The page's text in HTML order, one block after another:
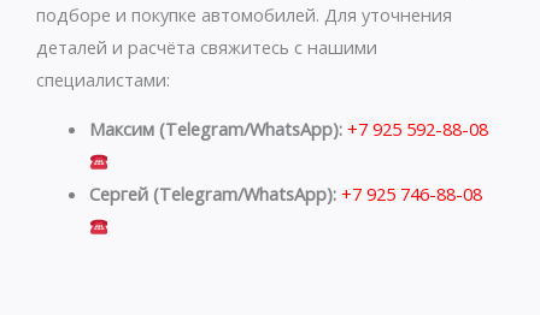
подборе и покупке автомобилей. Для уточнения
деталей и расчёта свяжитесь с нашими
специалистами:
Максим (Telegram/WhatsApp): +7 925 592-88-08
Сергей (Telegram/WhatsApp): +7 925 746-88-08